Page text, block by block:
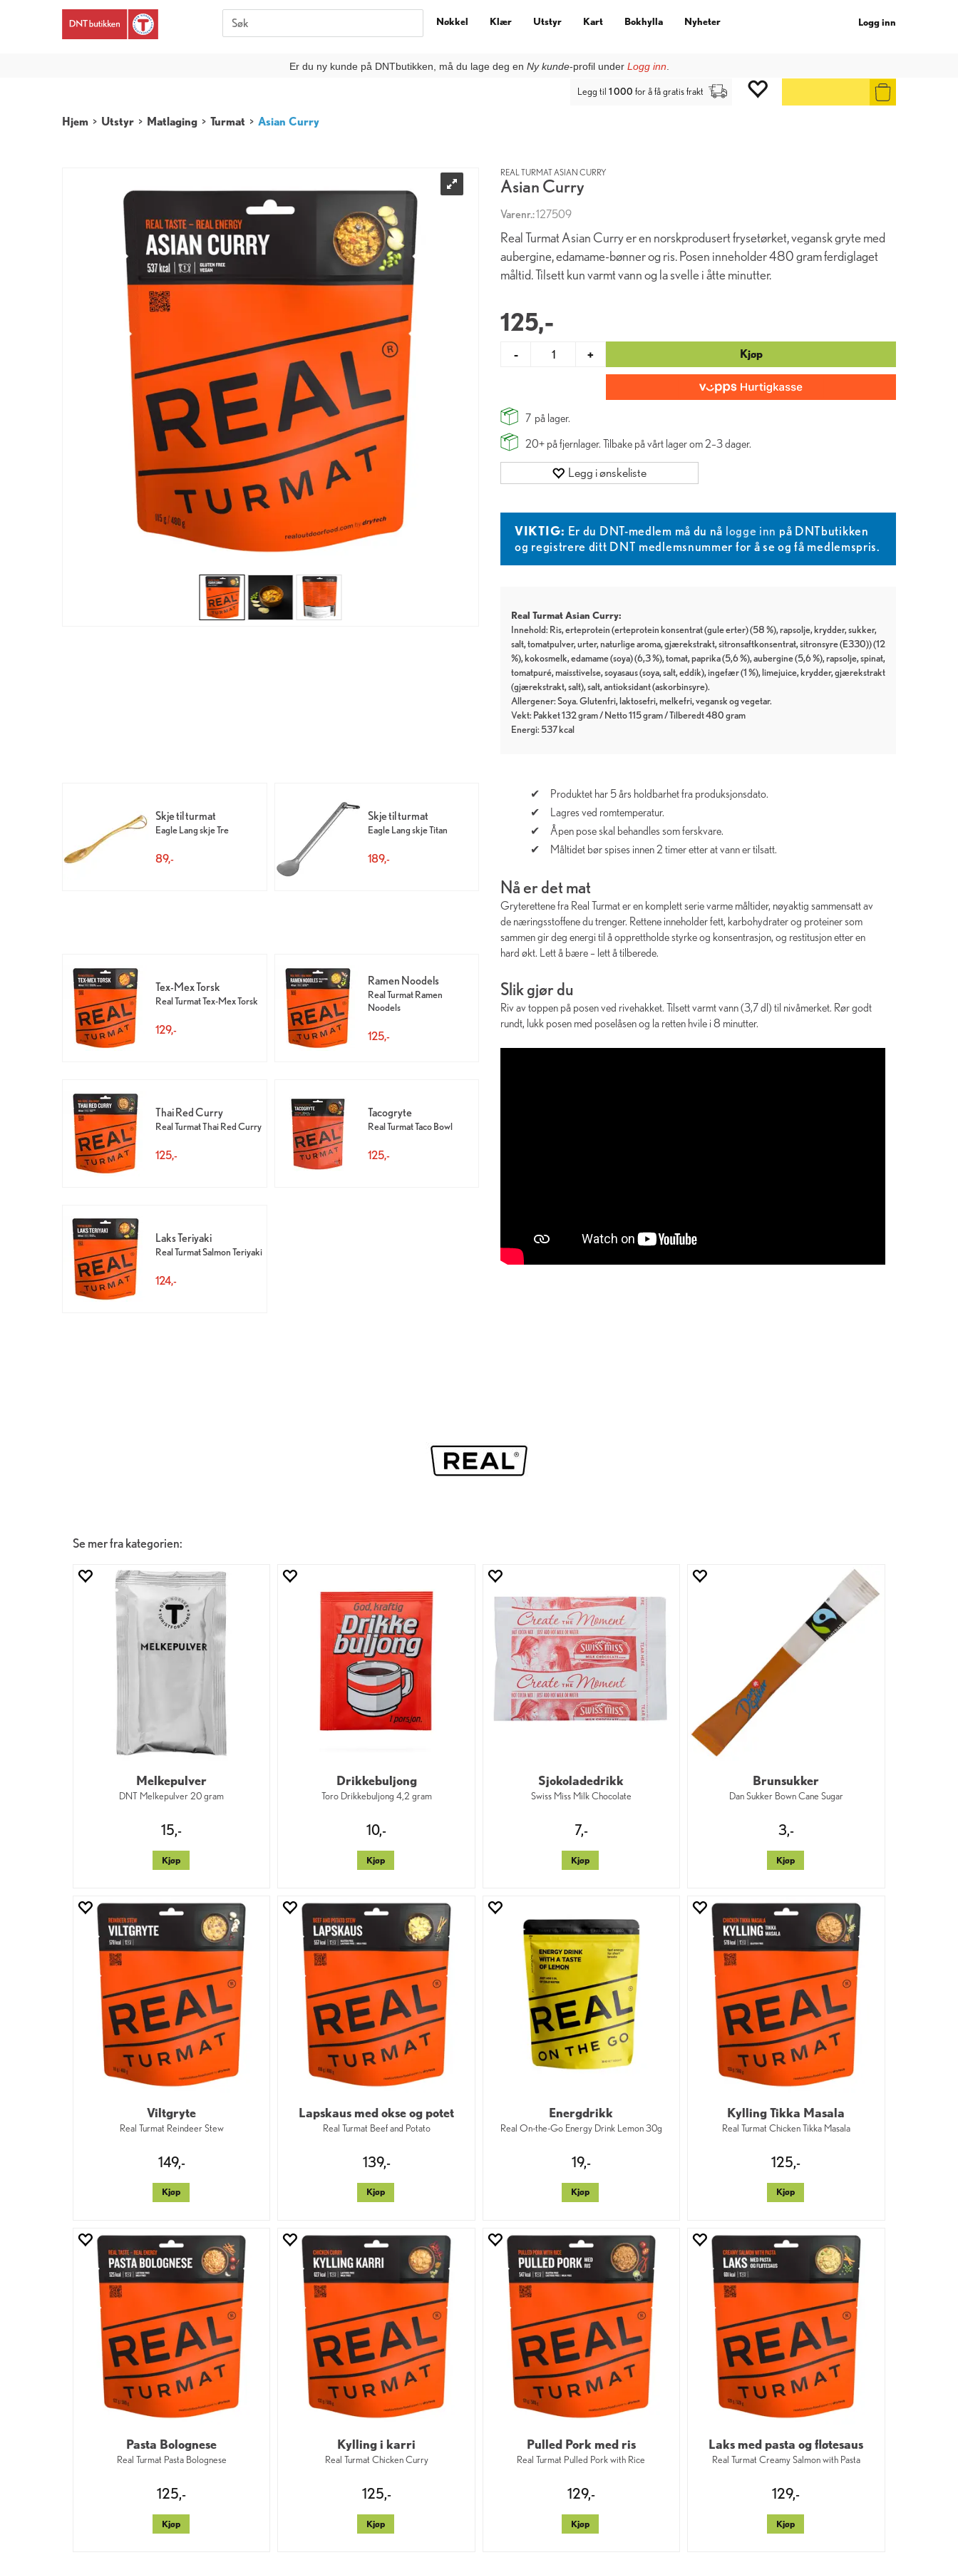
Logg inn
Er du ny kunde på DNTbutikken, må du lage deg en Ny kunde-profil under Logg inn
Nøkkel Klær Utstyr Kart Bokhylla Nyheter
Legg til 1 000 for å få gratis frakt
Hjem > Utstyr > Matlaging > Turmat > Asian Curry
REAL TURMAT ASIAN CURRY
Asian Curry
Varenr.:127509
Real Turmat Asian Curry er en norskprodusert frysetørket, vegansk gryte med
aubergine, edamame-bønner og ris. Posen inneholder 480 gram ferdiglaget
måltid. Tilsett kun varmt vann og la svelle i åtte minutter.
125,-
- + Kjøp
7 på lager.
20+ på fjernlager. Tilbake på vårt lager om 2–3 dager.
Legg i ønskeliste
VIKTIG: Er du DNT-medlem må du nå logge inn på DNTbutikken
og registrere ditt DNT medlemsnummer for å se og få medlemspris.
Real Turmat Asian Curry:
Innehold: Ris, erteprotein (erteprotein konsentrat (gule erter) (58 %), rapsolje, krydder, sukker,
salt, tomatpulver, urter, naturlige aroma, gjærekstrakt, sitronsaftkonsentrat, sitronsyre (E330)) (12
%), kokosmelk, edamame (soya) (6,3 %), tomat, paprika (5,6 %), aubergine (5,6 %), rapsolje, spinat,
tomatpuré, maisstivelse, soyasaus (soya, salt, eddik), ingefær (1 %), limejuice, krydder, gjærekstrakt
(gjærekstrakt, salt), salt, antioksidant (askorbinsyre).
Allergener: Soya. Glutenfri, laktosefri, melkefri, vegansk og vegetar.
Vekt: Pakket 132 gram / Netto 115 gram / Tilberedt 480 gram
Energi: 537 kcal
Skje til turmat
Eagle Lang skje Tre
89,-
Skje til turmat
Eagle Lang skje Titan
189,-
Tex-Mex Torsk
Real Turmat Tex-Mex Torsk
129,-
Ramen Noodels
Real Turmat Ramen
Noodels
125,-
Thai Red Curry
Real Turmat Thai Red Curry
125,-
Tacogryte
Real Turmat Taco Bowl
125,-
Laks Teriyaki
Real Turmat Salmon Teriyaki
124,-
Produktet har 5 års holdbarhet fra produksjonsdato.
Lagres ved romtemperatur.
Åpen pose skal behandles som ferskvare.
Måltidet bør spises innen 2 timer etter at vann er tilsatt.
Nå er det mat
Gryterettene fra Real Turmat er en komplett serie varme måltider, nøyaktig sammensatt av
de næringsstoffene du trenger. Rettene inneholder fett, karbohydrater og proteiner som
sammen gir deg energi til å opprettholde styrke og konsentrasjon, og restitusjon etter en
hard økt. Lett å bære – lett å tilberede.
Slik gjør du
Riv av toppen på posen ved rivehakket. Tilsett varmt vann (3,7 dl) til nivåmerket. Rør godt
rundt, lukk posen med poselåsen og la retten hvile i 8 minutter.
Se mer fra kategorien:
Melkepulver
DNT Melkepulver 20 gram
15,-
Kjøp
Drikkebuljong
Toro Drikkebuljong 4,2 gram
10,-
Kjøp
Sjokoladedrikk
Swiss Miss Milk Chocolate
7,-
Kjøp
Brunsukker
Dan Sukker Bown Cane Sugar
3,-
Kjøp
Viltgryte
Real Turmat Reindeer Stew
149,-
Kjøp
Lapskaus med okse og potet
Real Turmat Beef and Potato
139,-
Kjøp
Energdrikk
Real On-the-Go Energy Drink Lemon 30g
19,-
Kjøp
Kylling Tikka Masala
Real Turmat Chicken Tikka Masala
125,-
Kjøp
Pasta Bolognese
Real Turmat Pasta Bolognese
125,-
Kjøp
Kylling i karri
Real Turmat Chicken Curry
125,-
Kjøp
Pulled Pork med ris
Real Turmat Pulled Pork with Rice
129,-
Kjøp
Laks med pasta og fløtesaus
Real Turmat Creamy Salmon with Pasta
129,-
Kjøp